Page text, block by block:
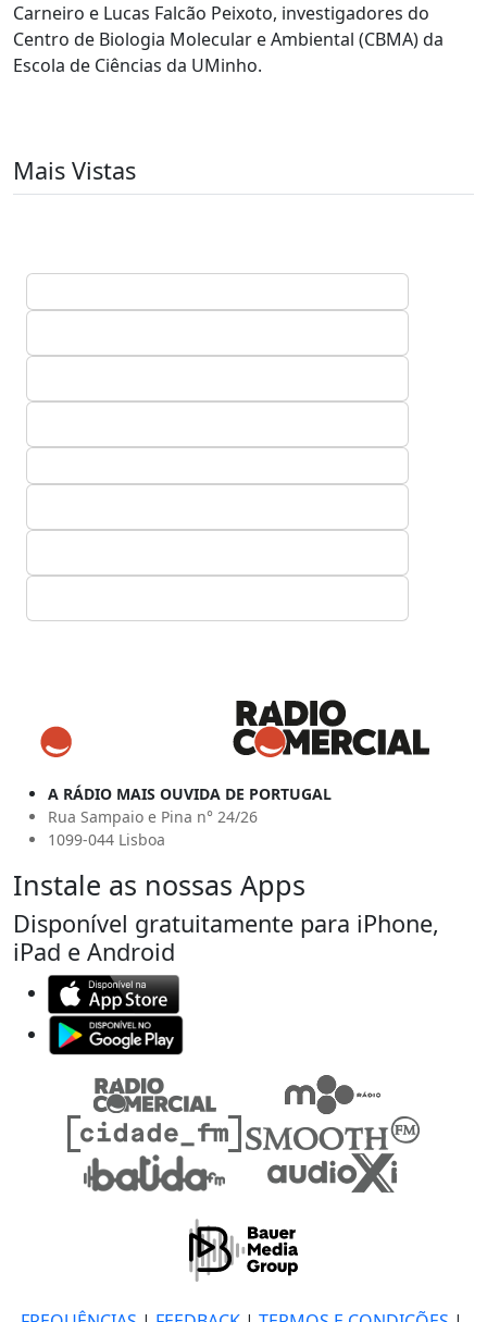
Carneiro e Lucas Falcão Peixoto, investigadores do
Centro de Biologia Molecular e Ambiental (CBMA) da
Escola de Ciências da UMinho.
Mais Vistas
A RÁDIO MAIS OUVIDA DE PORTUGAL
Rua Sampaio e Pina n° 24/26
1099-044 Lisboa
Instale as nossas Apps
Disponível gratuitamente para iPhone,
iPad e Android